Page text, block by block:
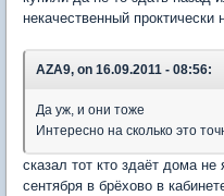
некачественный проктически
AZA9, on 16.09.2011 - 08:56:
Да уж, и они тоже
Интересно на сколько это
сказал тот кто здаёт дома
сентября в брёхово в